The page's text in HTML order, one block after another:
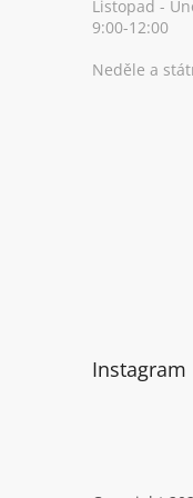
Listopad -
9:00-12:00
Neděle a
Instagram